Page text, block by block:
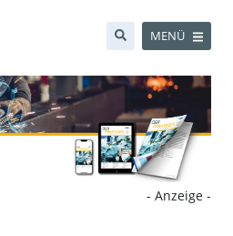
MENÜ
- Anzeige -